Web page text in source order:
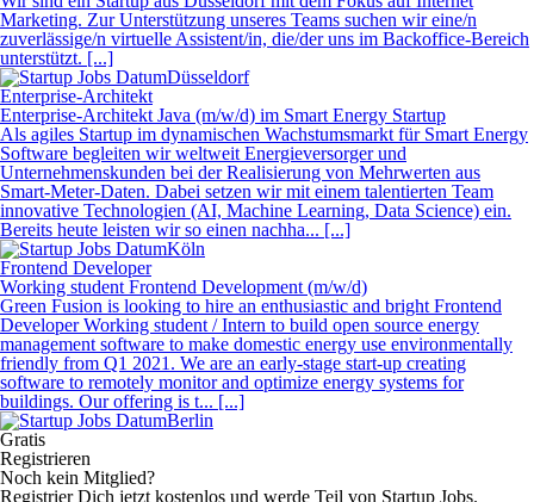
Marketing. Zur Unterstützung unseres Teams suchen wir eine/n
zuverlässige/n virtuelle Assistent/in, die/der uns im Backoffice-Bereich
unterstützt. [...]
Düsseldorf
Enterprise-Architekt
Enterprise-Architekt Java (m/w/d) im Smart Energy Startup
Als agiles Startup im dynamischen Wachstumsmarkt für Smart Energy
Software begleiten wir weltweit Energieversorger und
Unternehmenskunden bei der Realisierung von Mehrwerten aus
Smart-Meter-Daten. Dabei setzen wir mit einem talentierten Team
innovative Technologien (AI, Machine Learning, Data Science) ein.
Bereits heute leisten wir so einen nachha... [...]
Köln
Frontend Developer
Working student Frontend Development (m/w/d)
Green Fusion is looking to hire an enthusiastic and bright Frontend
Developer Working student / Intern to build open source energy
management software to make domestic energy use environmentally
friendly from Q1 2021. We are an early-stage start-up creating
software to remotely monitor and optimize energy systems for
buildings. Our offering is t... [...]
Berlin
Gratis
Registrieren
Noch kein Mitglied?
Registrier Dich jetzt kostenlos und werde Teil von Startup Jobs.